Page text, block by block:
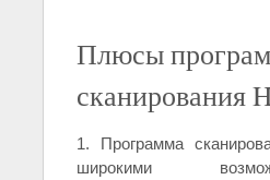
Плюсы
сканирования
1. Программа
широкими